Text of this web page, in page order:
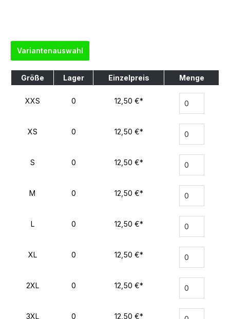
Variantenauswahl
Größe Lager Einzelpreis Menge
XXS 0 12,50 €*
XS 0 12,50 €*
S 0 12,50 €*
M 0 12,50 €*
L 0 12,50 €*
XL 0 12,50 €*
2XL 0 12,50 €*
3XL 0 12,50 €*